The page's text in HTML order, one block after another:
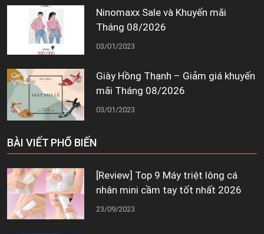
Ninomaxx Sale và Khuyến mãi
Tháng 08/2026
03/01/2023
Giày Hồng Thạnh – Giảm giá khuyến
mãi Tháng 08/2026
03/01/2023
BÀI VIẾT PHỔ BIẾN
[Review] Top 9 Máy triệt lông cá
nhân mini cầm tay tốt nhất 2026
23/09/2023